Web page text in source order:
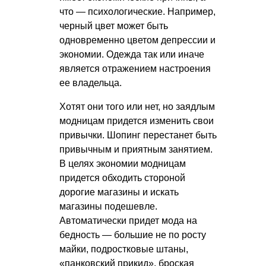
что — психологические. Например,
черный цвет может быть
одновременно цветом депрессии и
экономии. Одежда так или иначе
является отражением настроения
ее владельца.
Хотят они того или нет, но заядлым
модницам придется изменить свои
привычки. Шопинг перестанет быть
привычным и приятным занятием.
В целях экономии модницам
придется обходить стороной
дорогие магазины и искать
магазины подешевле.
Автоматически придет мода на
бедность — большие не по росту
майки, подростковые штаны,
«панковский прикид», броская